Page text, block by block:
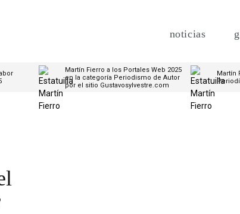
noticias
Martín Fierro a los Portales Web 2025
en la categoría Periodismo de Autor
por el sitio Gustavosylvestre.com
Martín